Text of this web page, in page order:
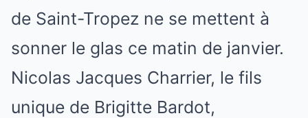
de Saint-Tropez ne se mettent à
sonner le glas ce matin de janvier.
Nicolas Jacques Charrier, le fils
unique de Brigitte Bardot,